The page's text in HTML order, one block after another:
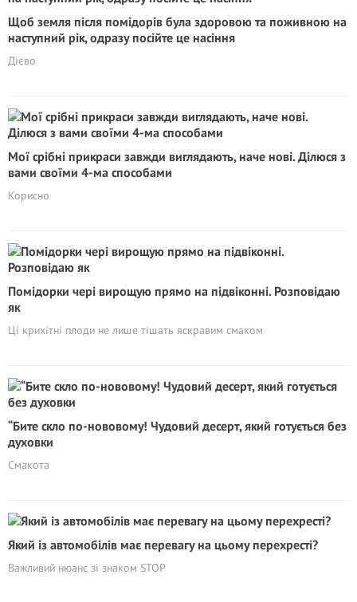
Щоб земля після помідорів була здоровою та поживною на
наступний рік, одразу посійте це насіння
Дієво
Мої срібні прикраси завжди виглядають, наче нові. Ділюся з
вами своїми 4-ма способами
Корисно
Помідорки чері вирощую прямо на підвіконні. Розповідаю
як
Ці крихітні плоди не лише тішать яскравим смаком
“Бите скло по-нововому! Чудовий десерт, який готується без
духовки
Смакота
Який із автомобілів має перевагу на цьому перехресті?
Важливий нюанс зі знаком STOP